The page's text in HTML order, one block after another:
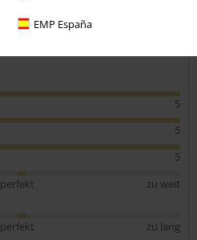
EMP España
5
5
5
perfekt
zu weit
perfekt zu lang